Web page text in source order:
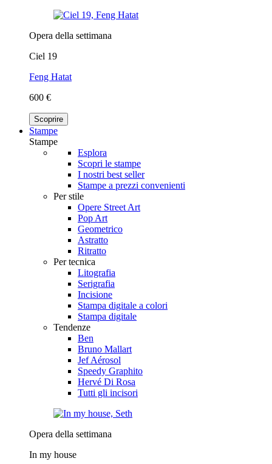
Opera della settimana
Ciel 19
Feng Hatat
600 €
Scoprire
Stampe
Stampe
Esplora
Scopri le stampe
I nostri best seller
Stampe a prezzi convenienti
Per stile
Opere Street Art
Pop Art
Geometrico
Astratto
Ritratto
Per tecnica
Litografia
Serigrafia
Incisione
Stampa digitale a colori
Stampa digitale
Tendenze
Ben
Bruno Mallart
Jef Aérosol
Speedy Graphito
Hervé Di Rosa
Tutti gli incisori
Opera della settimana
In my house